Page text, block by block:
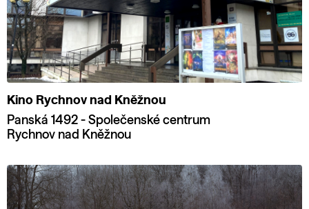
Kino Rychnov nad Kněžnou
Panská 1492 - Společenské centrum
Rychnov nad Kněžnou